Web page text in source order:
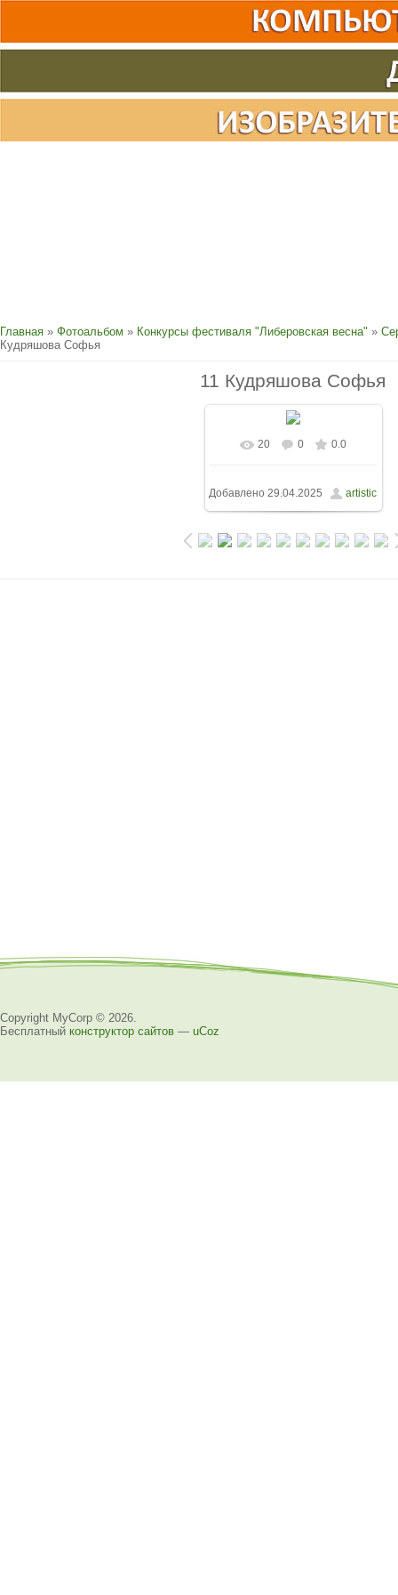
Главная » Фотоальбом » Конкурсы фестиваля "Либеровская весна" »
Кудряшова Софья
11 Кудряшова Софья
20 0 0.0
Добавлено 29.04.2025 artistic
Copyright MyCorp © 2026
Бесплатный конструктор сайтов — uCoz